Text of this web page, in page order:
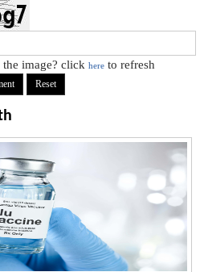
the image? clickhere to refresh